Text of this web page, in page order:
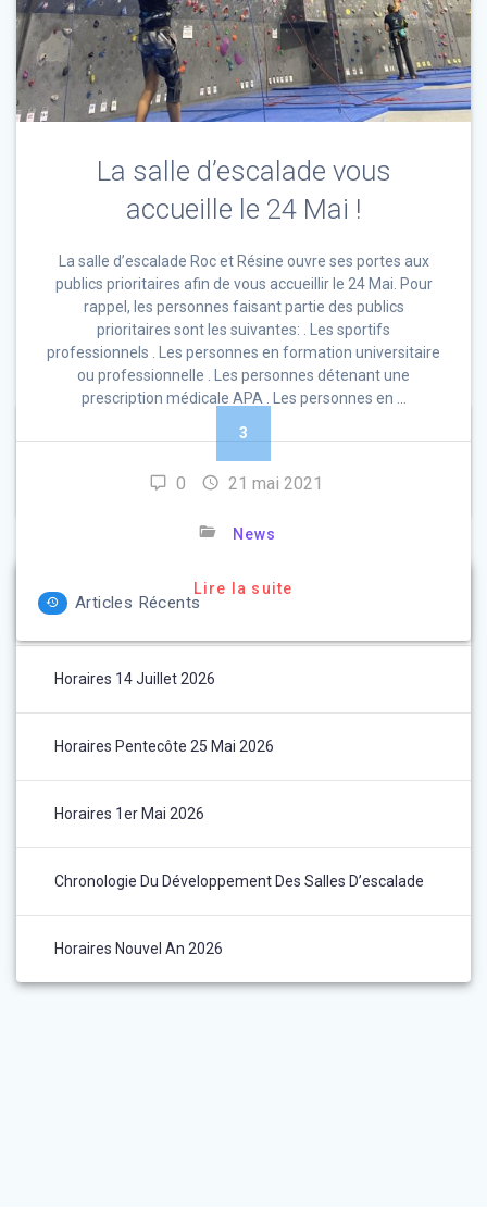
La salle d’escalade vous
accueille le 24 Mai !
La salle d’escalade Roc et Résine ouvre ses portes aux
publics prioritaires afin de vous accueillir le 24 Mai. Pour
rappel, les personnes faisant partie des publics
prioritaires sont les suivantes: . Les sportifs
professionnels . Les personnes en formation universitaire
ou professionnelle . Les personnes détenant une
prescription médicale APA . Les personnes en …
0 21 mai 2021
News
Lire la suite
Page
3
… Page
10
Articles Récents
Horaires 14 Juillet 2026
Horaires Pentecôte 25 Mai 2026
Horaires 1er Mai 2026
Chronologie Du Développement Des Salles D’escalade
Horaires Nouvel An 2026